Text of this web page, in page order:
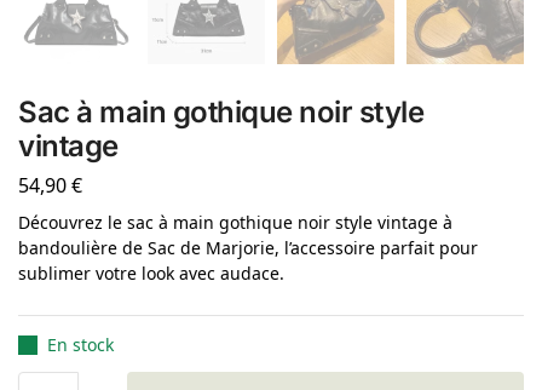
Sac à main gothique noir style
vintage
54,90€
Découvrez le sac à main gothique noir style vintage à
bandoulière de Sac de Marjorie, l’accessoire parfait pour
sublimer votre look avec audace.
En stock